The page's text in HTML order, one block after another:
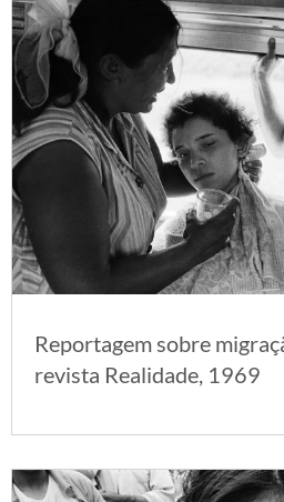
Reportagem sobre
revista Realidade, 1969